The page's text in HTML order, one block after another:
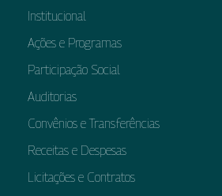
Institucional
Ações e Programas
Participação Social
Auditorias
Convênios e Transferências
Receitas e Despesas
Licitações e Contratos